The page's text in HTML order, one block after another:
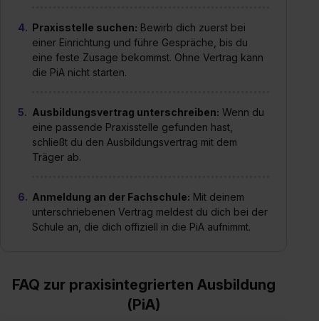
Praxisstelle suchen: Bewirb dich zuerst bei
einer Einrichtung und führe Gespräche, bis du
eine feste Zusage bekommst. Ohne Vertrag kann
die PiA nicht starten.
Ausbildungsvertrag unterschreiben: Wenn du
eine passende Praxisstelle gefunden hast,
schließt du den Ausbildungsvertrag mit dem
Träger ab.
Anmeldung an der Fachschule: Mit deinem
unterschriebenen Vertrag meldest du dich bei der
Schule an, die dich offiziell in die PiA aufnimmt.
FAQ zur praxisintegrierten Ausbildung
(PiA)